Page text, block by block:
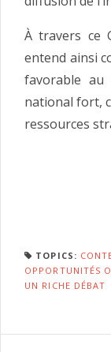
À travers ce
entend ainsi
favorable au
national fort,
ressources
TOPICS:
OPPORTUNITÉS
UN RICHE DÉBAT